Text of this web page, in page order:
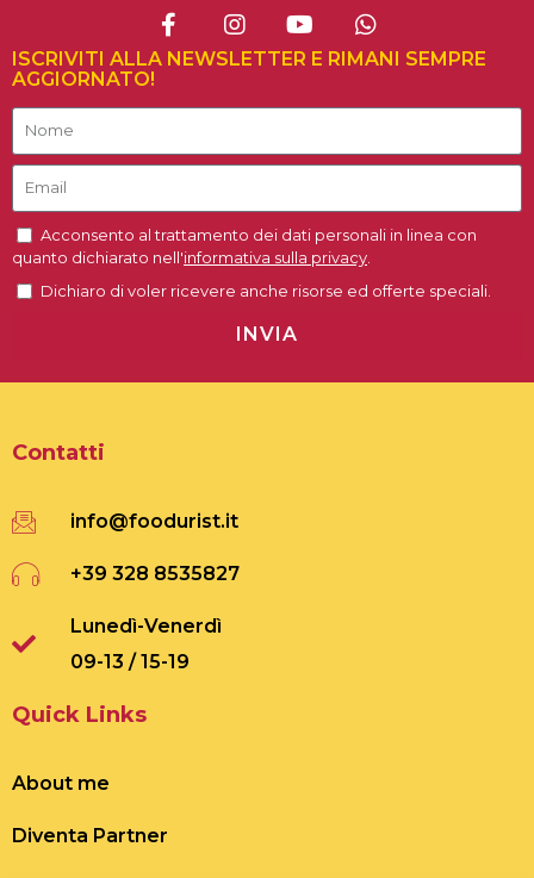
ISCRIVITI ALLA NEWSLETTER E RIMANI SEMPRE
AGGIORNATO!
Acconsento al trattamento dei dati personali in linea con
quanto dichiarato nell'informativa sulla privacy
Dichiaro di voler ricevere anche risorse ed offerte speciali.
INVIA
Contatti
info@foodurist.it
+39 328 8535827
Lunedì-Venerdì
09-13 / 15-19
Quick Links
About me
Diventa Partner